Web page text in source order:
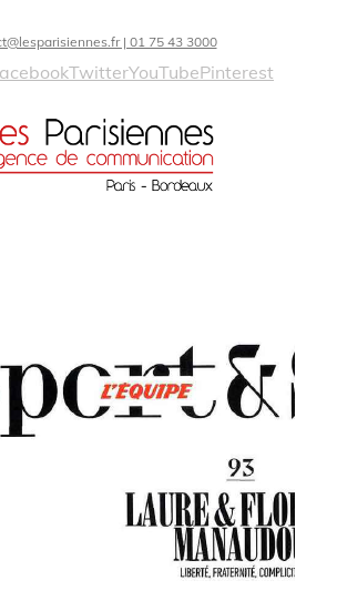
| 01 75 43 3000
TwitterYouTubePinterest